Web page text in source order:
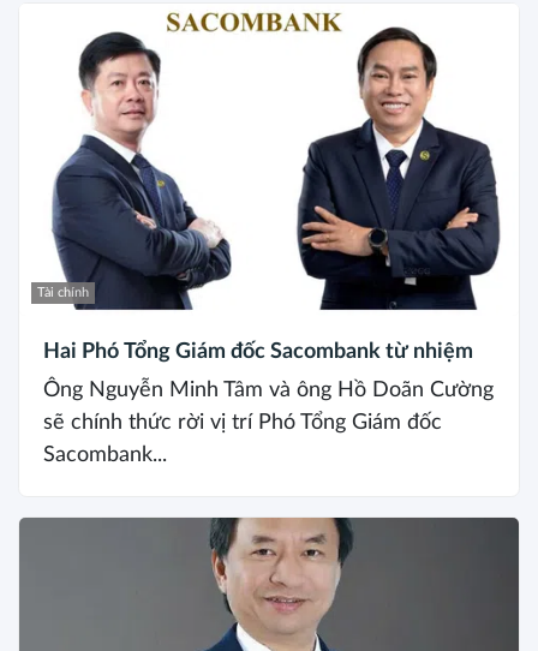
Tài chính
Hai Phó Tổng Giám đốc Sacombank từ nhiệm
Ông Nguyễn Minh Tâm và ông Hồ Doãn Cường
sẽ chính thức rời vị trí Phó Tổng Giám đốc
Sacombank...